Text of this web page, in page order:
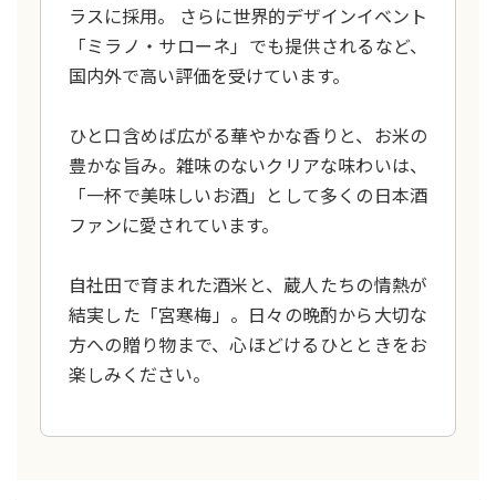
ラスに採用。 さらに世界的デザインイベント
「ミラノ・サローネ」でも提供されるなど、
国内外で高い評価を受けています。
ひと口含めば広がる華やかな香りと、お米の
豊かな旨み。雑味のないクリアな味わいは、
「一杯で美味しいお酒」として多くの日本酒
ファンに愛されています。
自社田で育まれた酒米と、蔵人たちの情熱が
結実した「宮寒梅」。日々の晩酌から大切な
方への贈り物まで、心ほどけるひとときをお
楽しみください。